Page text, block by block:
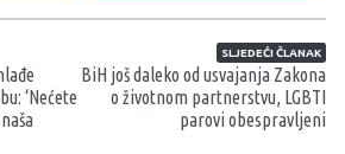
‘Nećete
SLJEDEĆI ČLANAK
BiH još daleko od usvajanja Zakona
o životnom partnerstvu, LGBTI
parovi obespravljeni